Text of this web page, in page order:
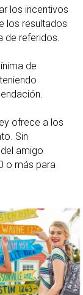
los incentivos
los resultados
de referidos.
de
ofrece a los
Sin
amigo
o más para